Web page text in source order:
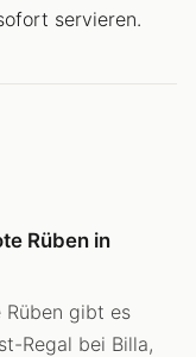
servieren.
Rüben in
Rüben gibt es
Regal bei Billa,